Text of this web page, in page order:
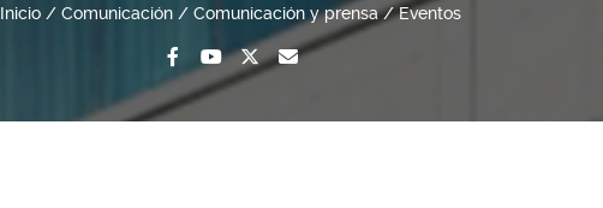
Inicio Comunicación Comunicación y prensa Eventos